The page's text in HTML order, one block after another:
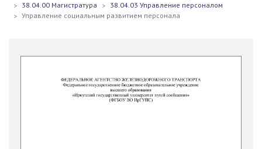
38.04.00 Магистратура
38.04.03 Управление персоналом
Управление социальным развитием персонала